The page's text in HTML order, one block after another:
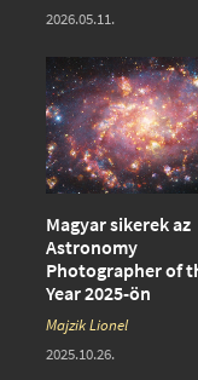
2026.05.11.
Magyar sikerek az
Astronomy
Photographer of
Year 2025-ön
Majzik Lionel
2025.10.26.